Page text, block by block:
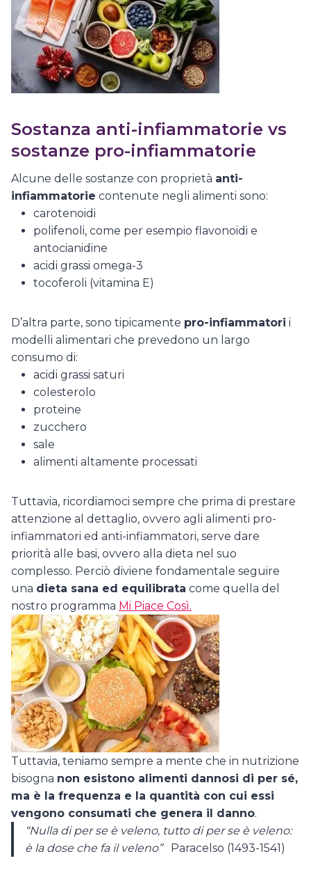
Sostanza anti-infiammatorie vs
sostanze pro-infiammatorie
Alcune delle sostanze con proprietà anti-
infiammatorie contenute negli alimenti sono:
carotenoidi
polifenoli, come per esempio flavonoidi e
antocianidine
acidi grassi omega-3
tocoferoli (vitamina E)
D’altra parte, sono tipicamente pro-infiammatori i
modelli alimentari che prevedono un largo
consumo di:
acidi grassi saturi
colesterolo
proteine
zucchero
sale
alimenti altamente processati
Tuttavia, ricordiamoci sempre che prima di prestare
attenzione al dettaglio, ovvero agli alimenti pro-
infiammatori ed anti-infiammatori, serve dare
priorità alle basi, ovvero alla dieta nel suo
complesso. Perciò diviene fondamentale seguire
una dieta sana ed equilibrata come quella del
nostro programma Mi Piace Così.
Tuttavia, teniamo sempre a mente che in nutrizione
bisogna non esistono alimenti dannosi di per sé,
ma è la frequenza e la quantità con cui essi
vengono consumati che genera il danno.
“Nulla di per se è veleno, tutto di per se è veleno:
è la dose che fa il veleno”
Paracelso (1493-1541)